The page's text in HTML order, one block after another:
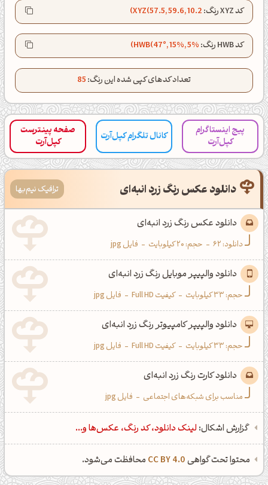
کد XYZ رنگ: XYZ(57.5, 59.6, 10.2)
کد HWB رنگ: HWB(47°, 15%, 5%)
تعداد کدهای کپی شده این رنگ:85
پیج اینستاگرام
کپل‌آرت
کانال تلگرام کپل‌آرت
صفحه پینترست
کپل‌آرت
دانلود عکس رنگ زرد انبه‌ای ترافیک نیم‌بها
دانلود عکس رنگ زرد انبه‌ای
دانلود:62
- حجم: 20 کیلوبایت - فایل jpg
دانلود والپیپر موبایل رنگ زرد انبه‌ای
حجم: 33 کیلوبایت - کیفیت Full HD - فایل jpg
دانلود والپیپر کامپیوتر رنگ زرد انبه‌ای
حجم: 33 کیلوبایت - کیفیت Full HD - فایل jpg
دانلود کارت رنگ زرد انبه‌ای
مناسب برای شبکه‌های اجتماعی - فایل jpg
گزارش اشکال: لینک دانلود، کد رنگ، عکس‌ها و...
محتوا تحت گواهیCC BY 4.0 محافظت می‌شود.
کپل‌آرت رو دنبال کن!
کانال تلگرام
اینستاگرام
کانال ایــتا
اَپ اندروید اَپ ویندوز